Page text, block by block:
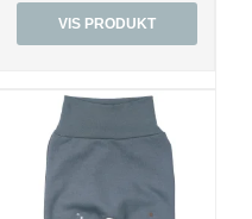
VIS PRODUKT